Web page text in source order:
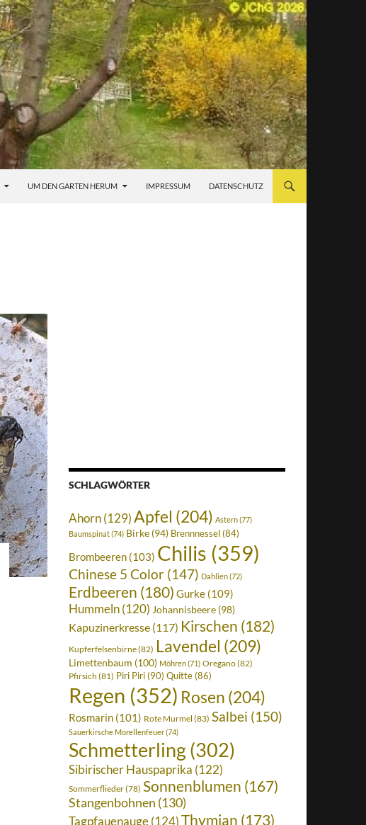
UM DEN GARTEN HERUM IMPRESSUM DATENSCHUTZ
SCHLAGWÖRTER
Ahorn(129)Apfel (204) Astern(77)
Baumspinat(74) Birke (94) Brennnessel (84)
Brombeeren (103) Chilis (359)
Chinese 5 Color (147) Dahlien(72)
Erdbeeren (180) Gurke (109)
Hummeln (120) Johannisbeere (98)
Kapuzinerkresse (117) Kirschen (182)
Kupferfelsenbirne(82) Lavendel (209)
Limettenbaum (100) Möhren(71) Oregano(82)
Pfirsich (81) Piri Piri(90) Quitte(86)
Regen (352) Rosen (204)
Rosmarin (101) Rote Murmel (83) Salbei (150)
Sauerkirsche Morellenfeuer(74)
Schmetterling(302)
Sibirischer Hauspaprika (122)
Sommerflieder(78) Sonnenblumen (167)
Stangenbohnen (130)
Tagpfauenauge(124)Thymian (173)